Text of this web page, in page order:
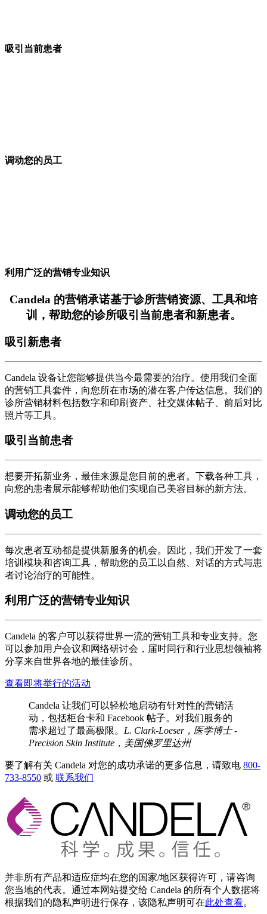
吸引当前患者
调动您的员工
利用广泛的营销专业知识
Candela 的营销承诺基于诊所营销资源、工具和培
训，帮助您的诊所吸引当前患者和新患者。
吸引新患者
Candela 设备让您能够提供当今最需要的治疗。使用我们全面
的营销工具套件，向您所在市场的潜在客户传达信息。我们的
诊所营销材料包括数字和印刷资产、社交媒体帖子、前后对比
照片等工具。
吸引当前患者
想要开拓新业务，最佳来源是您目前的患者。下载各种工具，
向您的患者展示能够帮助他们实现自己美容目标的新方法。
调动您的员工
每次患者互动都是提供新服务的机会。因此，我们开发了一套
培训模块和咨询工具，帮助您的员工以自然、对话的方式与患
者讨论治疗的可能性。
利用广泛的营销专业知识
Candela 的客户可以获得世界一流的营销工具和专业支持。您
可以参加用户会议和网络研讨会，届时同行和行业思想领袖将
分享来自世界各地的最佳诊所。
查看即将举行的活动
Candela 让我们可以轻松地启动有针对性的营销活
动，包括柜台卡和 Facebook 帖子。对我们服务的
需求超过了最高极限。 L. Clark-Loeser，医学博士 -
Precision Skin Institute，美国佛罗里达州
要了解有关 Candela 对您的成功承诺的更多信息，请致电 800-
733-8550 或 联系我们
并非所有产品和适应症均在您的国家/地区获得许可，请咨询
您当地的代表。通过本网站提交给 Candela 的所有个人数据将
根据我们的隐私声明进行保存，该隐私声明可在此处查看。